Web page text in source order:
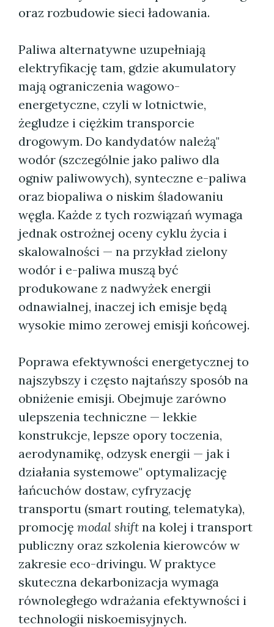
oraz rozbudowie sieci ładowania.
Paliwa alternatywne uzupełniają
elektryfikację tam, gdzie akumulatory
mają ograniczenia wagowo-
energetyczne, czyli w lotnictwie,
żegludze i ciężkim transporcie
drogowym. Do kandydatów należą"
wodór (szczególnie jako paliwo dla
ogniw paliwowych), synteczne e-paliwa
oraz biopaliwa o niskim śladowaniu
węgla. Każde z tych rozwiązań wymaga
jednak ostrożnej oceny cyklu życia i
skalowalności — na przykład zielony
wodór i e-paliwa muszą być
produkowane z nadwyżek energii
odnawialnej, inaczej ich emisje będą
wysokie mimo zerowej emisji końcowej.
Poprawa efektywności energetycznej to
najszybszy i często najtańszy sposób na
obniżenie emisji. Obejmuje zarówno
ulepszenia techniczne — lekkie
konstrukcje, lepsze opory toczenia,
aerodynamikę, odzysk energii — jak i
działania systemowe" optymalizację
łańcuchów dostaw, cyfryzację
transportu (smart routing, telematyka),
promocję modal shift na kolej i transport
publiczny oraz szkolenia kierowców w
zakresie eco-drivingu. W praktyce
skuteczna dekarbonizacja wymaga
równoległego wdrażania efektywności i
technologii niskoemisyjnych.